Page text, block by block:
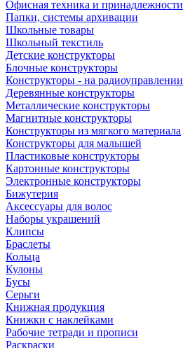
Офисная техника и принадлежности
Папки, системы архивации
Школьные товары
Школьный текстиль
Детские конструкторы
Блочные конструкторы
Конструкторы - на радиоуправлении
Деревянные конструкторы
Металлические конструкторы
Магнитные конструкторы
Конструкторы из мягкого материала
Конструкторы для малышей
Пластиковые конструкторы
Картонные конструкторы
Электронные конструкторы
Бижутерия
Аксессуары для волос
Наборы украшений
Клипсы
Браслеты
Кольца
Кулоны
Бусы
Серьги
Книжная продукция
Книжки с наклейками
Рабочие тетради и прописи
Раскраски